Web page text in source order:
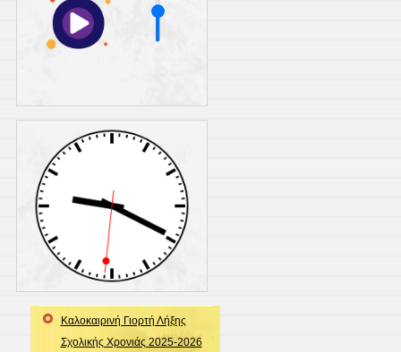
Καλοκαιρινή Γιορτή Λήξης
Σχολικής Χρονιάς 2025-2026